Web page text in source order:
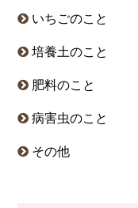
いちごのこと
培養土のこと
肥料のこと
病害虫のこと
その他